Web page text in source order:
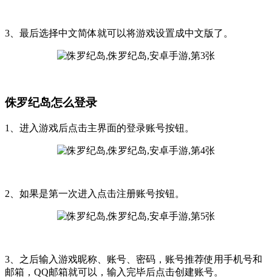
3、最后选择中文简体就可以将游戏设置成中文版了。
侏罗纪岛怎么登录
1、进入游戏后点击主界面的登录账号按钮。
2、如果是第一次进入点击注册账号按钮。
3、之后输入游戏昵称、账号、密码，账号推荐使用手机号和
邮箱，QQ邮箱就可以，输入完毕后点击创建账号。